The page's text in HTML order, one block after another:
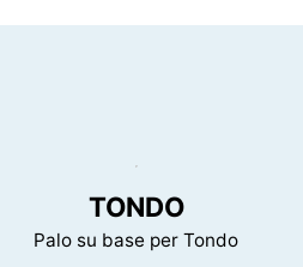
TONDO
Palo su base per Tondo